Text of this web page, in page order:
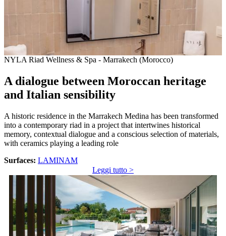
NYLA Riad Wellness & Spa - Marrakech (Morocco)
A dialogue between Moroccan heritage
and Italian sensibility
A historic residence in the Marrakech Medina has been transformed
into a contemporary riad in a project that intertwines historical
memory, contextual dialogue and a conscious selection of materials,
with ceramics playing a leading role
Surfaces: LAMINAM
Leggi tutto >